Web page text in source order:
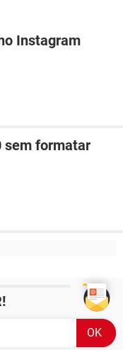
Instagram
sem formatar